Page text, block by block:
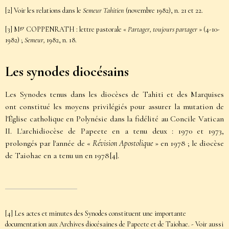
[2] Voir les relations dans le Semeur Tahitien (novembre 1982), n. 21 et 22.
[3] Mgr COPPENRATH : lettre pastorale «Partager, toujours partager » (4-10-
1982) ; Semeur, 1982, n. 18.
Les synodes diocésains
Les Synodes tenus dans les diocèses de Tahiti et des Marquises
ont constitué les moyens privilégiés pour assurer la mutation de
l'Église catholique en Polynésie dans la fidélité au Concile Vatican
II. L'archidiocèse de Papeete en a tenu deux : 1970 et 1973,
prolongés par l'année de « Révision Apostolique » en 1978 ; le diocèse
de Taiohae en a tenu un en 1978[4].
[4] Les actes et minutes des Synodes constituent une importante
documentation aux Archives diocésaines de Papeete et de Taiohae. - Voir aussi